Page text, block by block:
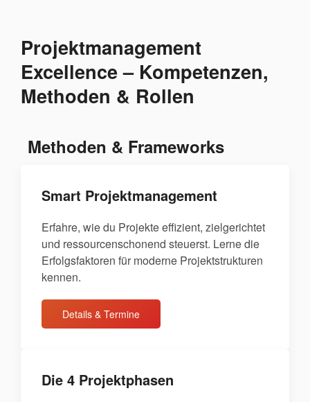
Projektmanagement
Excellence – Kompetenzen,
Methoden & Rollen
Methoden & Frameworks
Smart Projektmanagement
Erfahre, wie du Projekte effizient, zielgerichtet
und ressourcenschonend steuerst. Lerne die
Erfolgsfaktoren für moderne Projektstrukturen
kennen.
Details & Termine
Die 4 Projektphasen